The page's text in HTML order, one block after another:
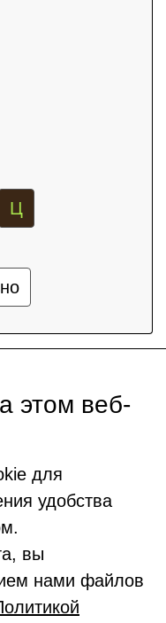
Ц
этом веб-
для
удобства
вы
нами файлов